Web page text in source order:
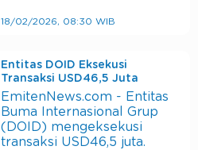
18/02/2026, 08:30 WIB
Entitas DOID Eksekusi
Transaksi USD46,5 Juta
EmitenNews.com - Entitas
Buma Internasional Grup
(DOID) mengeksekusi
transaksi USD46,5 juta.